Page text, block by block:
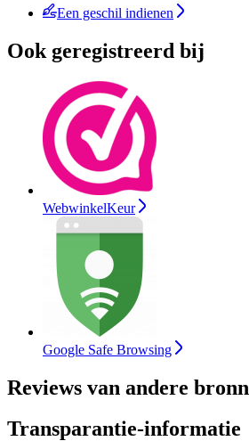
Een geschil indienen
Ook geregistreerd bij
WebwinkelKeur
Google Safe Browsing
Reviews van andere
Transparantie-informatie